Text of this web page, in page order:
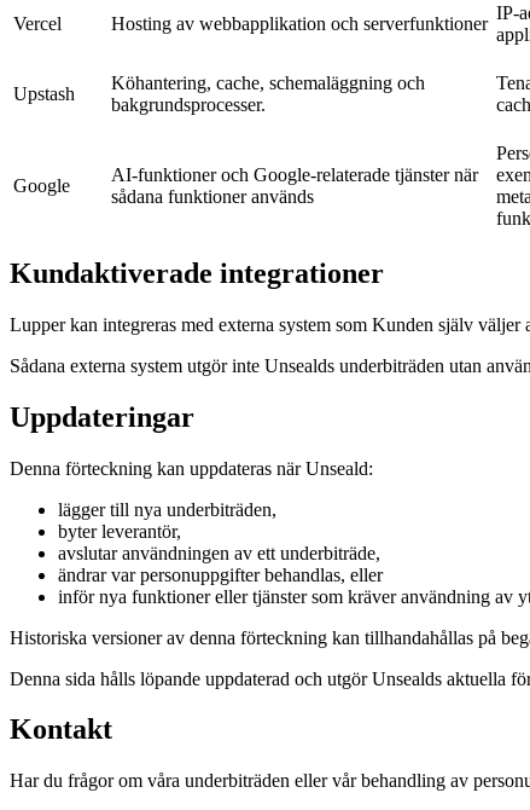
Vercel
Hosting av webbapplikation och serverfunktioner
IP-
Upstash
Köhantering, cache, schemaläggning och
bakgrundsprocesser.
Google
AI-funktioner och Google-relaterade tjänster när
sådana funktioner används
Kundaktiverade integrationer
Lupper kan integreras med externa system som Kunden själv
Sådana externa system utgör inte Unsealds underbiträden utan
Uppdateringar
Denna förteckning kan uppdateras när Unseald:
lägger till nya underbiträden,
byter leverantör,
avslutar användningen av ett underbiträde,
ändrar var personuppgifter behandlas, eller
inför nya funktioner eller tjänster som kräver användning av
Historiska versioner av denna förteckning kan tillhandahållas på
Denna sida hålls löpande uppdaterad och utgör Unsealds aktuella
Kontakt
Har du frågor om våra underbiträden eller vår behandling av